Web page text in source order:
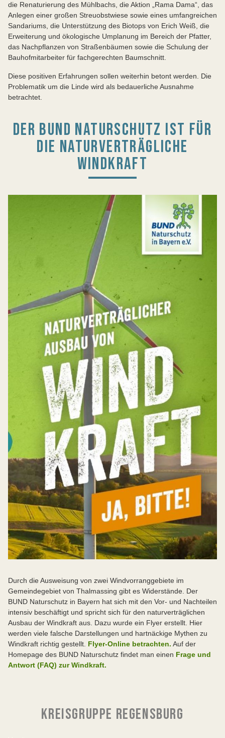
die Renaturierung des Mühlbachs, die Aktion „Rama Dama“, das
Anlegen einer großen Streuobstwiese sowie eines umfangreichen
Sandariums, die Unterstützung des Biotops von Erich Weiß, die
Erweiterung und ökologische Umplanung im Bereich der Pfatter,
das Nachpflanzen von Straßenbäumen sowie die Schulung der
Bauhofmitarbeiter für fachgerechten Baumschnitt.
Diese positiven Erfahrungen sollen weiterhin betont werden. Die
Problematik um die Linde wird als bedauerliche Ausnahme
betrachtet.
DER BUND NATURSCHUTZ IST FÜR
DIE NATURVERTRÄGLICHE
WINDKRAFT
Durch die Ausweisung von zwei Windvorranggebiete im
Gemeindegebiet von Thalmassing gibt es Widerstände. Der
BUND Naturschutz in Bayern hat sich mit den Vor- und Nachteilen
intensiv beschäftigt und spricht sich für den naturverträglichen
Ausbau der Windkraft aus. Dazu wurde ein Flyer erstellt. Hier
werden viele falsche Darstellungen und hartnäckige Mythen zu
Windkraft richtig gestellt. Flyer-Online betrachten. Auf der
Homepage des BUND Naturschutz findet man einen Frage und
Antwort (FAQ) zur Windkraft.
KREISGRUPPE REGENSBURG